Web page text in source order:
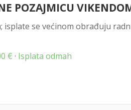
POZAJMICU
isplate se većinom obrađuju
€ · Isplata odmah